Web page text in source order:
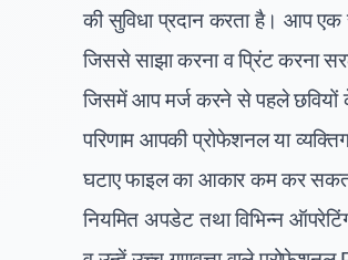
की सुविधा प्रदान करता है। आप
जिससे साझा करना व प्रिंट करना
जिसमें आप मर्ज करने से पहले
परिणाम आपकी प्रोफेशनल या
घटाए फाइल का आकार कम कर
नियमित अपडेट तथा विभिन्न